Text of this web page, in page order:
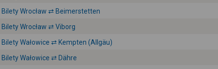
Bilety Wrocław ⇄ Beimerstetten
Bilety Wrocław ⇄ Viborg
Bilety Wałowice ⇄ Kempten (Allgäu)
Bilety Wałowice ⇄ Dähre